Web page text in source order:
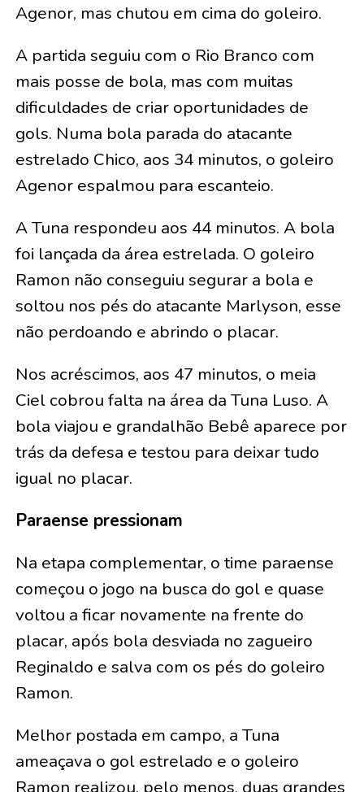
Agenor, mas chutou em cima do goleiro.
A partida seguiu com o Rio Branco com
mais posse de bola, mas com muitas
dificuldades de criar oportunidades de
gols. Numa bola parada do atacante
estrelado Chico, aos 34 minutos, o goleiro
Agenor espalmou para escanteio.
A Tuna respondeu aos 44 minutos. A bola
foi lançada da área estrelada. O goleiro
Ramon não conseguiu segurar a bola e
soltou nos pés do atacante Marlyson, esse
não perdoando e abrindo o placar.
Nos acréscimos, aos 47 minutos, o meia
Ciel cobrou falta na área da Tuna Luso. A
bola viajou e grandalhão Bebê aparece por
trás da defesa e testou para deixar tudo
igual no placar.
Paraense pressionam
Na etapa complementar, o time paraense
começou o jogo na busca do gol e quase
voltou a ficar novamente na frente do
placar, após bola desviada no zagueiro
Reginaldo e salva com os pés do goleiro
Ramon.
Melhor postada em campo, a Tuna
ameaçava o gol estrelado e o goleiro
Ramon realizou, pelo menos, duas grandes